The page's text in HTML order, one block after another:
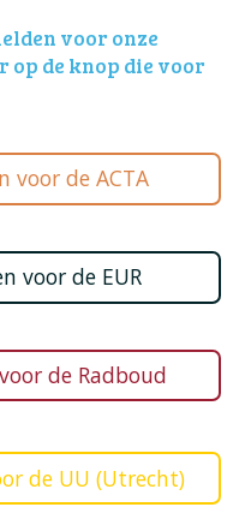
voor onze
op de knop die voor
voor de ACTA
voor de EUR
de Radboud
de UU (Utrecht)